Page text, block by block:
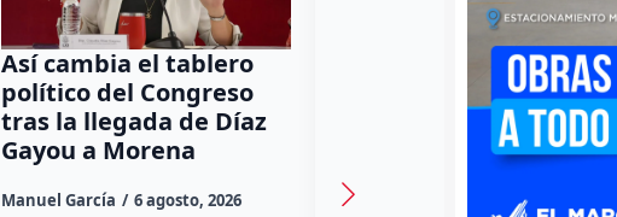
Así cambia el tablero
político del Congreso
tras la llegada de Díaz
Gayou a Morena
Manuel García 6 agosto, 2026
Orgullo queretano:
bombera representará
a México en misión
contra incendios en
Canadá